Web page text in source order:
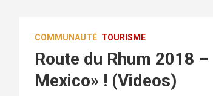
COMMUNAUTÉ TOURISME
Route du Rhum 2018
Mexico» ! (Videos)